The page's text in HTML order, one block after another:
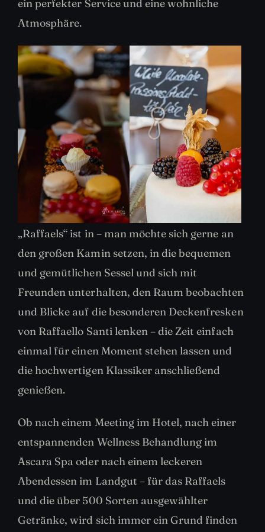
ein perfekter Service und eine wohnliche
Atmosphäre.
„Raffaels“ ist in – man möchte sich gerne an
den großen Kamin setzen, in die bequemen
und gemütlichen Sessel und sich mit
Freunden unterhalten, den Raum beobachten
und Blicke auf die besonderen Deckenfresken
von Raffaello Santi lenken – die Zeit einfach
einmal für einen Moment stehen lassen und
die hochwertigen Klassiker anschließend
genießen.
Ob nach einem Meeting im Hotel, nach einer
entspannenden Wellness Behandlung im
Ascara Spa oder nach einem leckeren
Abendessen im Landgut – für das Raffaels
und die über 500 Sorten ausgewählter
Getränke, wird sich immer ein Grund finden